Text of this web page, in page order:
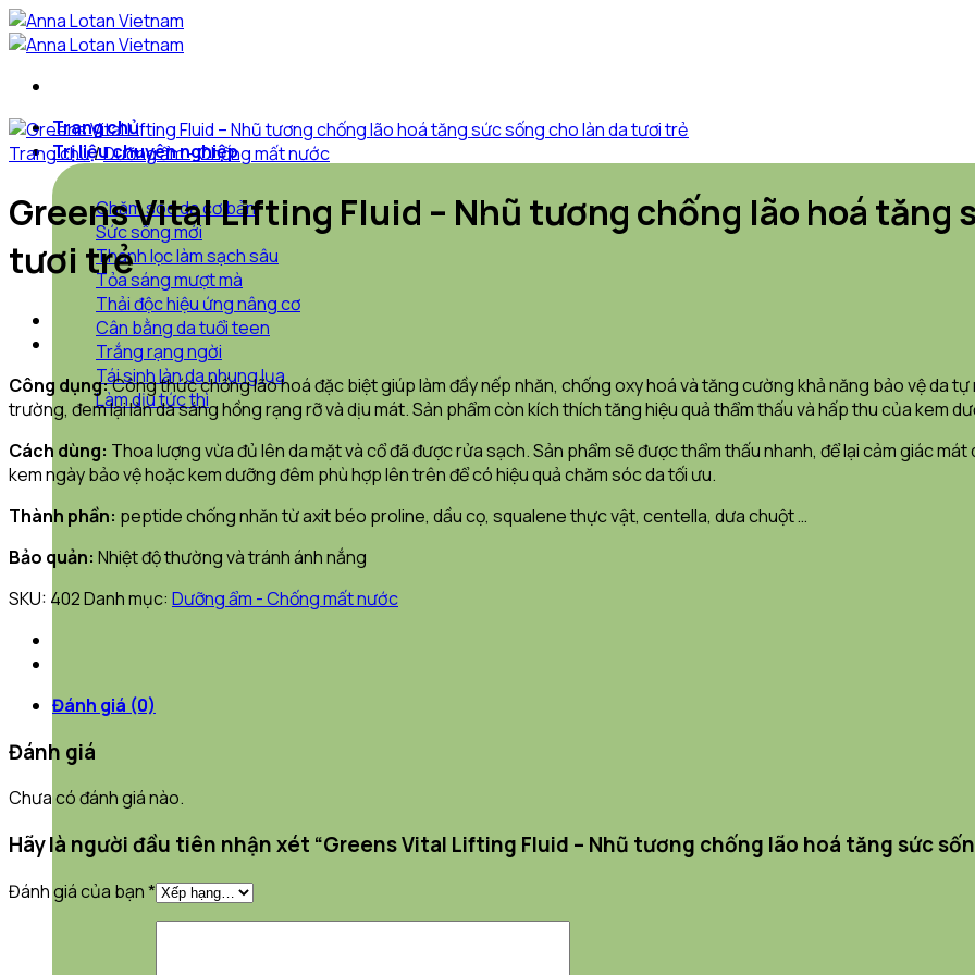
Bỏ
qua
dung
Trang chủ
Trị liệu chuyên nghiệp
Chăm sóc da cơ bản
Sức sống mới
Thanh lọc làm sạch sâu
Tỏa sáng mượt mà
Thải độc hiệu ứng nâng cơ
Cân bằng da tuổi teen
Trắng rạng ngời
Tái sinh làn da nhung lụa
Làm dịu tức thì
Trang chủ/Dưỡng ẩm - Chống mất nước
Greens Vital Lifting Fluid – Nhũ tương chống lão hoá tăng
tươi trẻ
Công dụng:Công thức chống lão hoá đặc biệt giúp làm đầy nếp nhăn, chống oxy hoá và tăng cường khả năng bảo vệ da
trường, đem lại làn da sáng hồng rạng rỡ và dịu mát. Sản phẩm còn kích thích tăng hiệu quả thẩm thấu và hấp thu của kem
Cách dùng: Thoa lượng vừa đủ lên da mặt và cổ đã được rửa sạch. Sản phẩm sẽ được thẩm thấu nhanh, để lại cảm giác
kem ngày bảo vệ hoặc kem dưỡng đêm phù hợp lên trên để có hiệu quả chăm sóc da tối ưu.
Thành phần: peptide chống nhăn từ axit béo proline, dầu cọ, squalene thực vật, centella, dưa chuột …
Bảo quản: Nhiệt độ thường và tránh ánh nắng
SKU: 402Danh mục: Dưỡng ẩm - Chống mất nước
Đánh giá (0)
Đánh giá
Chưa có đánh giá nào.
Hãy là người đầu tiên nhận xét “Greens Vital Lifting Fluid – Nhũ tương chống lão hoá tăng sức
Đánh giá của bạn*